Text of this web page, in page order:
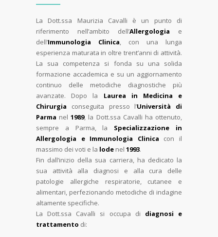
La Dott.ssa Maurizia Cavalli è un punto di
riferimento nell’ambito dell’Allergologia e
dell’Immunologia Clinica, con una lunga
esperienza maturata in oltre trent’anni di attività.
La sua competenza si fonda su una solida
formazione accademica e su un aggiornamento
continuo delle metodiche diagnostiche più
avanzate. Dopo la Laurea in Medicina e
Chirurgia conseguita presso l’Università di
Parma nel1989, la Dott.ssa Cavalli ha ottenuto,
sempre a Parma, la Specializzazione in
Allergologia e Immunologia Clinica con il
massimo dei voti e la lode nel 1993.
Fin dall’inizio della sua carriera, ha dedicato la
sua attività alla diagnosi e alla cura delle
patologie allergiche respiratorie, cutanee e
alimentari, perfezionando metodiche di indagine
altamente specifiche.
La Dott.ssa Cavalli si occupa di diagnosi e
trattamento di: